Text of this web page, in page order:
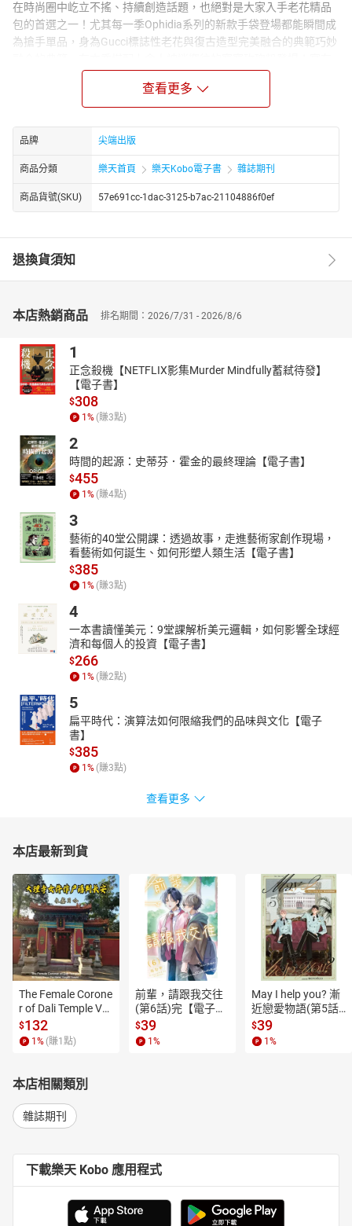
在時尚圈中屹立不搖、持續創造話題，也絕對是大家入手老花精品
包的首選之一！尤其每一季Ophidia系列的新款手袋登場都能瞬間成
為搶手單品，身為Gucci標誌性老花與復古造型完美融合的典範巧妙
超百搭、長腿厚底小白鞋必收一雙
穿來穿去白色球鞋永遠是最好搭配的，無論什麼風格或單品，無腦
穿上一雙小白鞋絕不NG出錯！2023女生白色球鞋推薦，這六雙都太
好看又百搭，非常可以立馬入手收！Nike、NB、愛迪達、Puma、
NT.兩萬多擁有！Chloé托特包皮革新款，夢幻寶寶粉色、灰藍色超
難抉擇，容量滿分可以收！
間小巷、一抹斜陽落在身後的閒適。前幾季Chloé Woody帆布托特
包推出之後就一直是女子們超想擁有的夢幻精品包！這次新登場的
也很能裝，簡直想立刻結帳帶走！
DIOR相機包
矚目Dior老花小包現身！經典Oblique緹花相機小包&可拆鍊帶太貼
心，時尚迷荷包準備！
Dior在2023上半年尚未結束，就推出一款又一款雋永新作，在新一
季系列包款之中再度運用Oblique緹花催生出令人驚喜的細膩單品，
新款Oblique緹花相機小包更以醒目CD兩字，使得品牌信眾們再度全
手搖Mr.wish
超人氣鮮果茶手搖飲Mr.Wish必喝TOP7推薦：桃氣芝芝、芒果冰
沙、紅心芭樂，不喝咖啡因要點這杯！
鮮果茶手搖專賣店Mr.Wish，是很多愛喝果茶的手搖控首選，他們將
職人精神融入水果茶中，使用高等級的水果與優質的茶，花了十年
找到自然滋味的最佳比例，打造出多款酸甜又保有茶香的新鮮果
茶，他們家有哪些不能錯過的必喝飲品，以下7款口味跟著喝就對了
~！
2023洗髮精推薦：夏季必備！洗後涼爽、控油、輕盈蓬鬆...，這幾
瓶完全解決油頭扁塌的困擾！
不同髮質對於洗髮精有不同的需求，但進入夏季，炎熱的天氣更想
要一瓶可以控油、讓髮絲輕盈蓬鬆、甚至帶有涼感的洗髮精，讓每
日的洗髮過程更舒適療癒！而今年推出了哪些適合夏季使用的洗髮
精呢？這篇一次統整告訴你！
香水控們注意了！2023夏季各大品牌相繼推出多款香水新品，清新
級單品單元，為大家整理出絕對會成為年度「回頭率最高」的香水
推薦，從香味氣息到持香度體驗，全部詳解告訴你，快從中挑選出
你今年度的命定香氣吧！
超商涼麵
好評最高5款「便利商店涼麵」開箱！韓式冷麵、和風義大利麵，熱
量VS.配料完整公開
天氣一熱總是讓人食欲低落，清爽的涼麵最能為悶熱的身心帶來降
溫的療癒效果！5款來自7-11 & 全家兩大超商的話題涼麵，跳脫了中
式經典麻醬的味道限制，以異國風味帶來味蕾上的驚喜，配料豐富
查看更多
品牌 尖端出版
商品分類 樂天首頁 樂天Kobo電子書 雜誌期刊
商品貨號(SKU) 57e691cc-1dac-3125-b7ac-21104886f0ef
退換貨須知
本店熱銷商品 排名期間：2026/7/31 - 2026/8/6
1
正念殺機【NETFLIX影集Murder Mindfully蓄弒待發】
【電子書】
$308
1 % (賺3點)
2
時間的起源：史蒂芬．霍金的最終理論【電子書】
$455
1 % (賺4點)
3
藝術的40堂公開課：透過故事，走進藝術家創作現場，
看藝術如何誕生、如何形塑人類生活【電子書】
$385
1 % (賺3點)
4
一本書讀懂美元：9堂課解析美元邏輯，如何影響全球經
濟和每個人的投資【電子書】
$266
1 % (賺2點)
5
扁平時代：演算法如何限縮我們的品味與文化【電子
書】
$385
1 % (賺3點)
查看更多
本店最新到貨
The Female Corone
r of Dali Temple Vo
l.6【有聲書】
$132
1 % (賺1 點)
前輩，請跟我交往
(第6話)完【電子
書】
$39
1 %
May I help you? 漸
近戀愛物語(第5話)
【電子書】
$39
1 %
本店相關類別
雜誌期刊
下載樂天 Kobo 應用程式